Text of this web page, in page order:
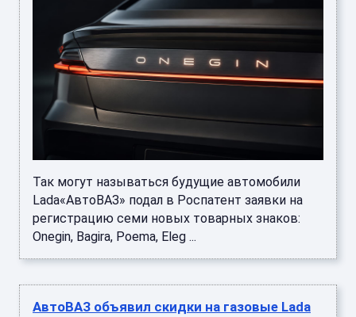
Так могут называться будущие автомобили
Lada«АвтоВАЗ» подал в Роспатент заявки на
регистрацию семи новых товарных знаков:
Onegin, Bagira, Poema, Eleg ...
АвтоВАЗ объявил скидки на газовые Lada